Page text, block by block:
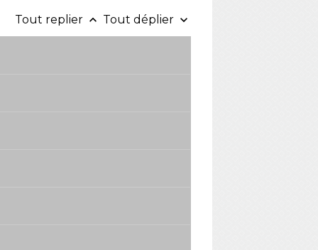
Tout replier keyboard_arrow_up Tout déplier keyboard_arrow_down